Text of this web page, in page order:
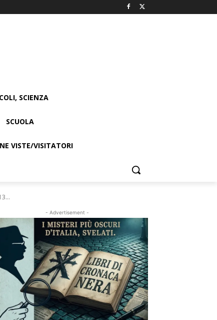
SCIENZA
SCUOLA
VISTE/VISITATORI
- Advertisement -